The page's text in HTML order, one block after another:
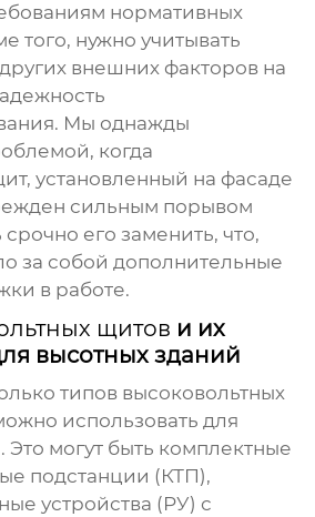
нормативных
того, нужно учитывать
внешних факторов на
Мы однажды
когда
, установленный на фасаде
сильным порывом
его заменить, что,
за собой дополнительные
в работе.
щитов и их
высотных зданий
типов высоковольтных
использовать для
Это могут быть комплектные
подстанции (КТП),
устройства (РУ) с